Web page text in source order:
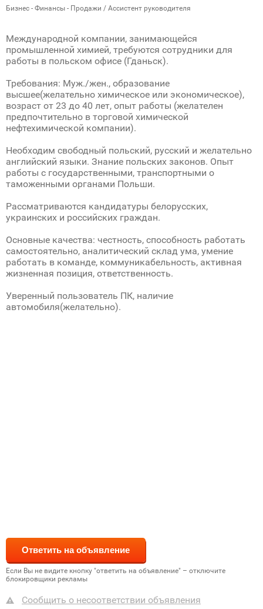
Бизнес - Финансы - Продажи / Ассистент руководителя
Международной компании, занимающейся
промышленной химией, требуются сотрудники для
работы в польском офисе (Гданьск).
Требования: Муж./жен., образование
высшее(желательно химическое или экономическое),
возраст от 23 до 40 лет, опыт работы (желателен
предпочтительно в торговой химической
нефтехимической компании).
Необходим свободный польский, русский и желательно
английский языки. Знание польских законов. Опыт
работы с государственными, транспортными о
таможенными органами Польши.
Рассматриваются кандидатуры белорусских,
украинских и российских граждан.
Основные качества: честность, способность работать
самостоятельно, аналитический склад ума, умение
работать в команде, коммуникабельность, активная
жизненная позиция, ответственность.
Уверенный пользователь ПК, наличие
автомобиля(желательно).
Если Вы не видите кнопку "ответить на объявление" – отключите
блокировщики рекламы
Сообщить о несоответствии объявления